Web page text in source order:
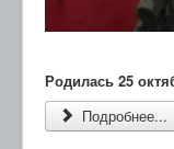
Родилась 25
Подробнее...